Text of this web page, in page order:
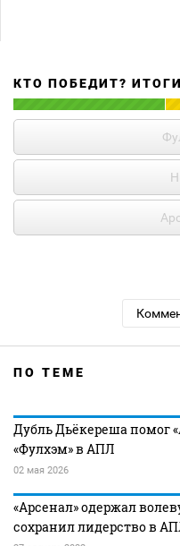
КТО ПОБЕДИТ?
ПО ТЕМЕ
Дубль Дьёкереша помог
«Фулхэм» в АПЛ
02 мая 2026
«Арсенал» одержал
сохранил лидерство в